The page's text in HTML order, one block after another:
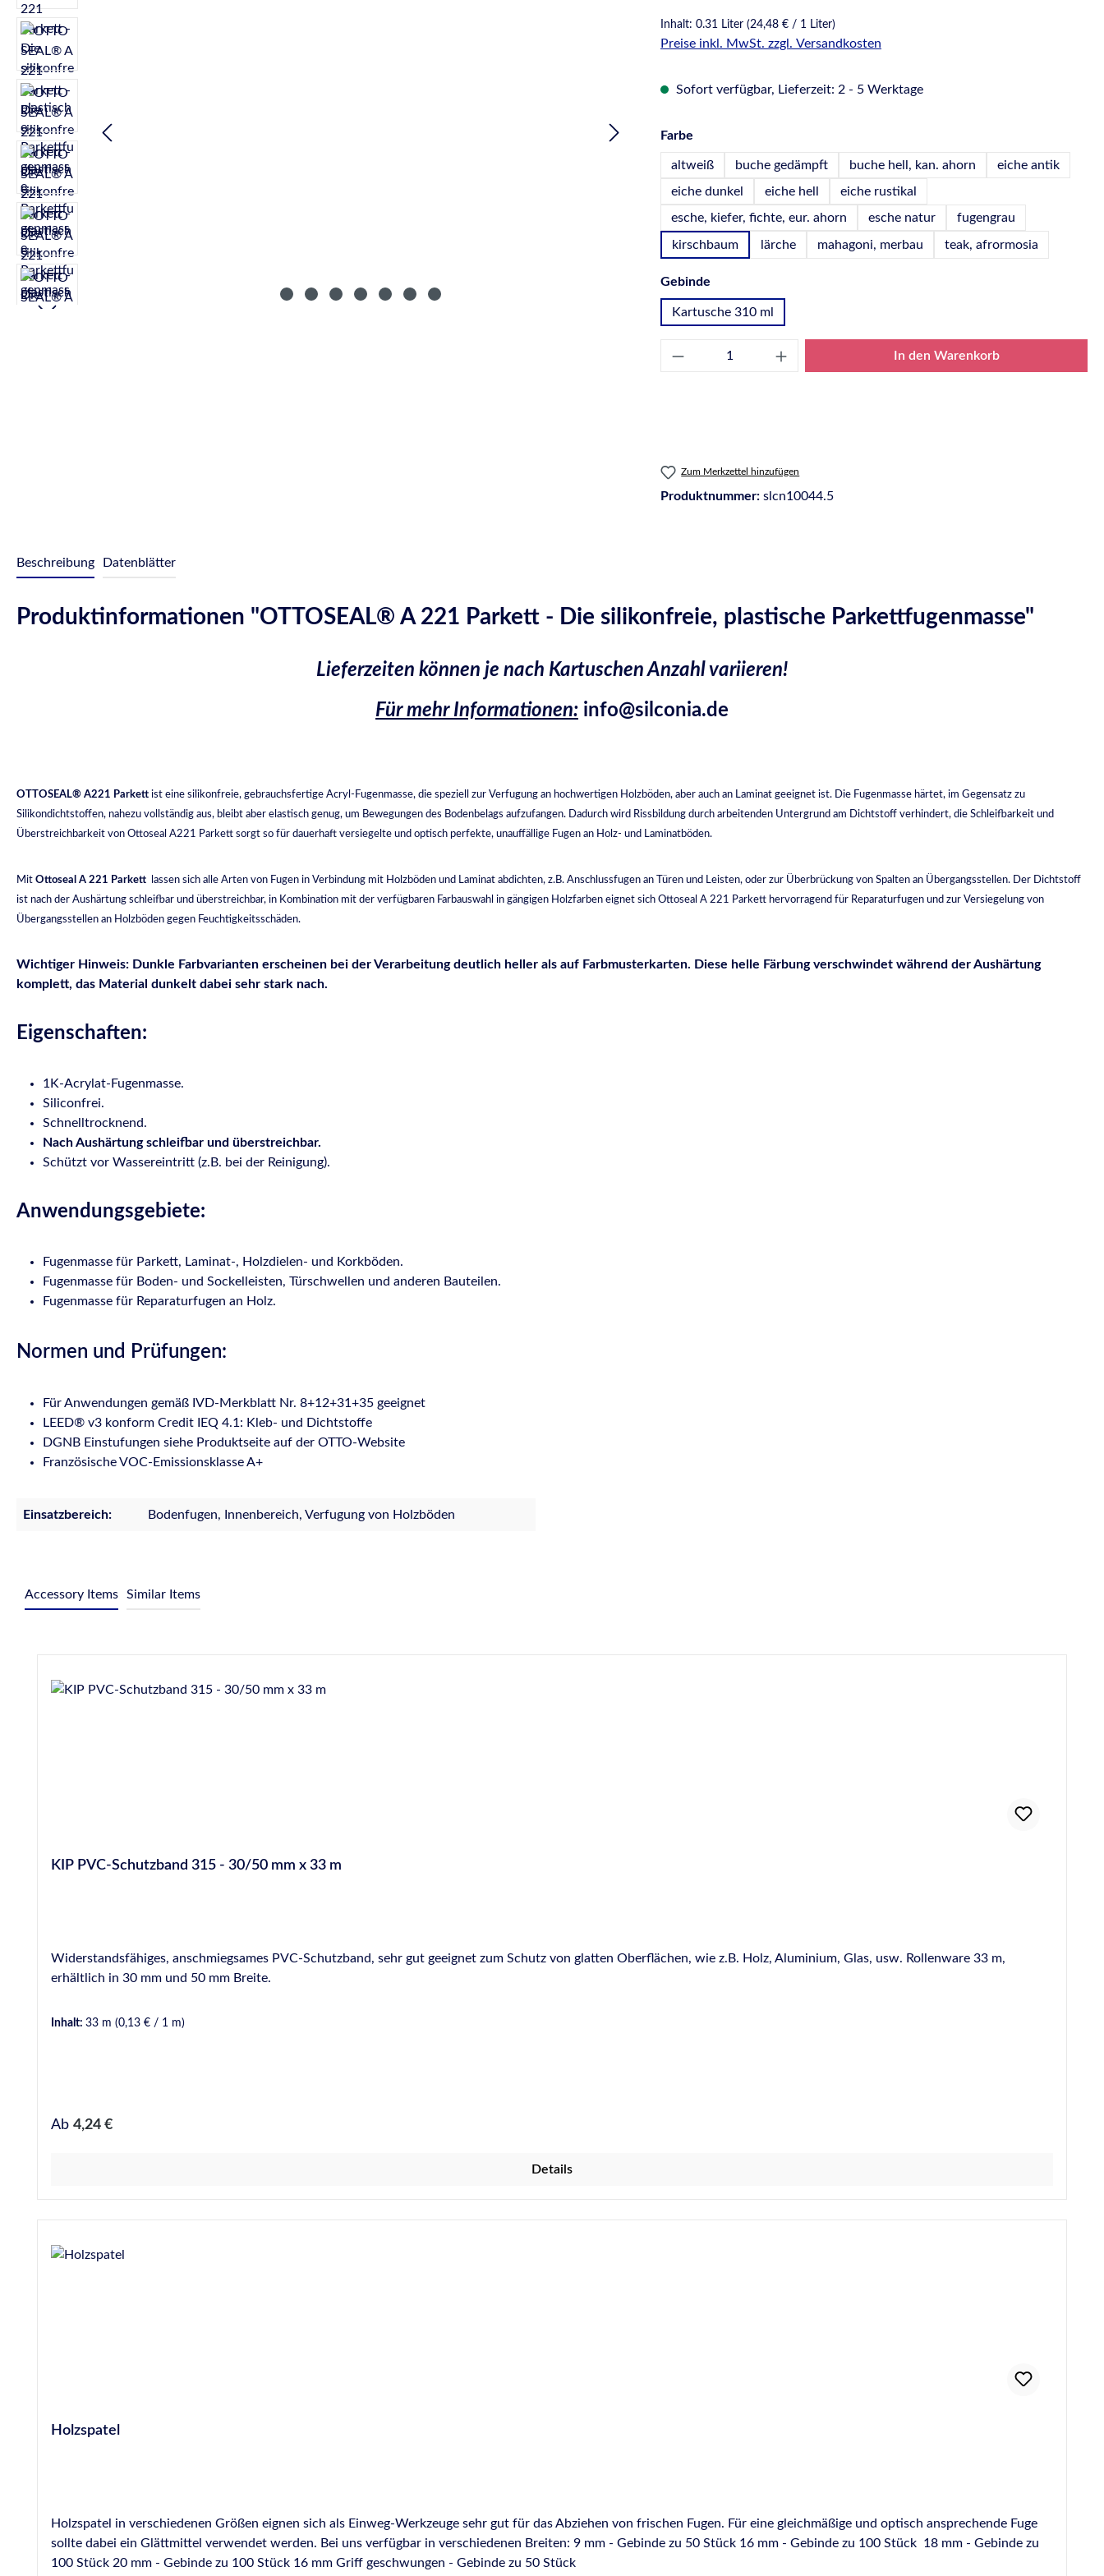
Inhalt: 0.31 Liter (24,48 € / 1 Liter)
Preise inkl. MwSt. zzgl. Versandkosten
Sofort verfügbar, Lieferzeit: 2 - 5 Werktage
Farbe
altweiß buche gedämpft buche hell, kan. ahorn
eiche antik
eiche dunkel
eiche hell
eiche rustikal
esche, kiefer, fichte, eur. ahorn
esche natur fugengrau
kirschbaum lärche mahagoni, merbau teak, afrormosia
Gebinde
Kartusche 310 ml
Produkt Anzahl: Gib den gewünschten Wert ein
In den Warenkorb
Zum Merkzettel hinzufügen
Produktnummer: slcn10044.5
Beschreibung Datenblätter
Produktinformationen "OTTOSEAL® A 221 Parkett - Die silikonfreie, plastische Parkettfugenmasse"
Lieferzeiten können je nach Kartuschen Anzahl variieren!
Für mehr Informationen: info@silconia.de
OTTOSEAL® A221 Parkett ist eine silikonfreie, gebrauchsfertige Acryl-Fugenmasse, die speziell zur Verfugung an hochwertigen Holzböden, aber auch an Laminat geeignet ist. Die Fugenmasse härtet, im Gegensatz zu
Silikondichtstoffen, nahezu vollständig aus, bleibt aber elastisch genug, um Bewegungen des Bodenbelags aufzufangen. Dadurch wird Rissbildung durch arbeitenden Untergrund am Dichtstoff verhindert, die Schleifbarkeit und
Überstreichbarkeit von Ottoseal A221 Parkett sorgt so für dauerhaft versiegelte und optisch perfekte, unauffällige Fugen an Holz- und Laminatböden.
Mit Ottoseal A 221 Parkett lassen sich alle Arten von Fugen in Verbindung mit Holzböden und Laminat abdichten, z.B. Anschlussfugen an Türen und Leisten, oder zur Überbrückung von Spalten an Übergangsstellen. Der Dichtstoff
ist nach der Aushärtung schleifbar und überstreichbar, in Kombination mit der verfügbaren Farbauswahl in gängigen Holzfarben eignet sich Ottoseal A 221 Parkett hervorragend für Reparaturfugen und zur Versiegelung von
Übergangsstellen an Holzböden gegen Feuchtigkeitsschäden.
Wichtiger Hinweis: Dunkle Farbvarianten erscheinen bei der Verarbeitung deutlich heller als auf Farbmusterkarten. Diese helle Färbung verschwindet während der Aushärtung
komplett, das Material dunkelt dabei sehr stark nach.
Eigenschaften:
1K-Acrylat-Fugenmasse.
Siliconfrei.
Schnelltrocknend.
Nach Aushärtung schleifbar und überstreichbar.
Schützt vor Wassereintritt (z.B. bei der Reinigung).
Anwendungsgebiete:
Fugenmasse für Parkett, Laminat-, Holzdielen- und Korkböden.
Fugenmasse für Boden- und Sockelleisten, Türschwellen und anderen Bauteilen.
Fugenmasse für Reparaturfugen an Holz.
Normen und Prüfungen:
Für Anwendungen gemäß IVD-Merkblatt Nr. 8+12+31+35 geeignet
LEED® v3 konform Credit IEQ 4.1: Kleb- und Dichtstoffe
DGNB Einstufungen siehe Produktseite auf der OTTO-Website
Französische VOC-Emissionsklasse A+
Einsatzbereich: Bodenfugen, Innenbereich, Verfugung von Holzböden
Accessory Items Similar Items
KIP PVC-Schutzband 315 - 30/50 mm x 33 m
Widerstandsfähiges, anschmiegsames PVC-Schutzband, sehr gut geeignet zum Schutz von glatten Oberflächen, wie z.B. Holz, Aluminium, Glas, usw. Rollenware 33 m,
erhältlich in 30 mm und 50 mm Breite.
Inhalt: 33 m (0,13 € / 1 m)
Regulärer Preis:
Ab 4,24 €
Details
Holzspatel
Holzspatel in verschiedenen Größen eignen sich als Einweg-Werkzeuge sehr gut für das Abziehen von frischen Fugen. Für eine gleichmäßige und optisch ansprechende Fuge
sollte dabei ein Glättmittel verwendet werden. Bei uns verfügbar in verschiedenen Breiten: 9 mm - Gebinde zu 50 Stück 16 mm - Gebinde zu 100 Stück 18 mm - Gebinde zu
100 Stück 20 mm - Gebinde zu 100 Stück 16 mm Griff geschwungen - Gebinde zu 50 Stück